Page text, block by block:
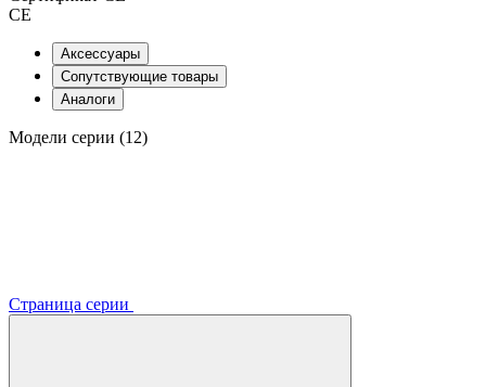
CE
Аксессуары
Сопутствующие товары
Аналоги
Модели серии (12)
Страница серии